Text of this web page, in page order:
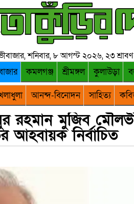
শনিবার, ৮ আগস্ট ২০২৬, ২৩
কমলগঞ্জ শ্রীমঙ্গল কুলাউড়া
আনন্দ-বিনোদন সাহিত্য
রহমান মুজিব
আহবায়ক নির্বাচিত